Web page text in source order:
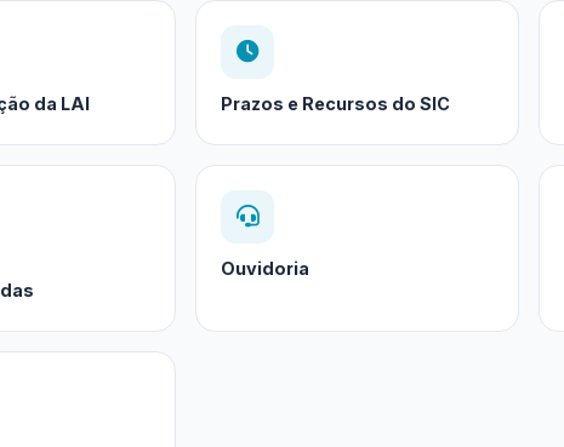
da LAI Prazos e Recursos do SIC
Ouvidoria